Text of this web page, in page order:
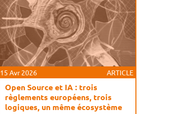
15 Avr 2026 ARTICLE
Open Source et IA : trois
règlements européens, trois
logiques, un même écosystème